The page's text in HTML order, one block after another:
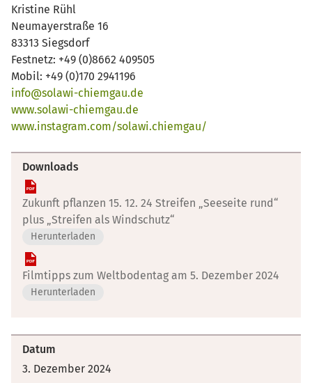
Kristine Rühl
Neumayerstraße 16
83313 Siegsdorf
Festnetz: +49 (0)8662 409505
Mobil: +49 (0)170 2941196
info@solawi-chiemgau.de
www.solawi-chiemgau.de
www.instagram.com/solawi.chiemgau/
Downloads
Zukunft pflanzen 15. 12. 24 Streifen „Seeseite rund“
plus „Streifen als Windschutz“
Herunterladen
Filmtipps zum Weltbodentag am 5. Dezember 2024
Herunterladen
Datum
3. Dezember 2024